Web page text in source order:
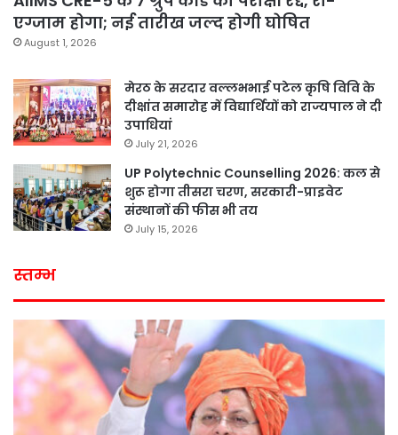
एग्जाम होगा; नई तारीख जल्द होगी घोषित
August 1, 2026
मेरठ के सरदार वल्लभभाई पटेल कृषि विवि के
दीक्षांत समारोह में विद्यार्थियों को राज्यपाल ने दी
उपाधियां
July 21, 2026
UP Polytechnic Counselling 2026: कल से
शुरू होगा तीसरा चरण, सरकारी-प्राइवेट
संस्थानों की फीस भी तय
July 15, 2026
स्तम्भ